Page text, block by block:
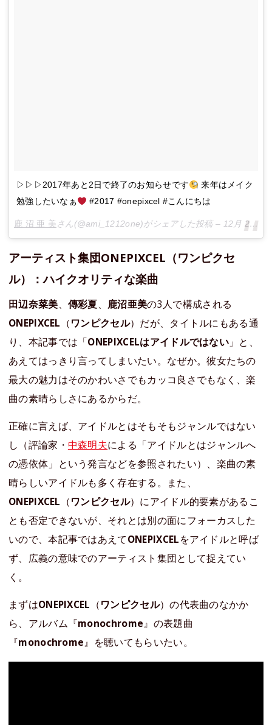
▷▷▷2017年あと2日で終了のお知らせです
来年はメイク
勉強したいなぁ
#2017 #onepixcel #こんにちは
鹿 沼 亜 美さん(@ami_1212one)がシェアした投稿 – 12月 28, 2017 at 7:18午後 PST
アーティスト集団ONEPIXCEL（ワンピクセ
ル）：ハイクオリティな楽曲
田辺奈菜美、 傳彩夏、 鹿沼亜美の3人で構成される
ONEPIXCEL （ワンピクセル）だが、タイトルにもある通
り、本記事では「ONEPIXCELはアイドルではない 」と、
あえてはっきり言ってしまいたい。なぜか。彼女たちの
最大の魅力はそのかわいさでもカッコ良さでもなく、楽
曲の素晴らしさにあるからだ。
正確に言えば、アイドルとはそもそもジャンルではない
し（評論家・ 中森明夫による「アイドルとはジャンルへ
の憑依体」という発言などを参照されたい）、楽曲の素
晴らしいアイドルも多く存在する。また、
ONEPIXCEL （ワンピクセル）にアイドル的要素があるこ
とも否定できないが、それとは別の面にフォーカスした
いので、本記事ではあえてONEPIXCELをアイドルと呼ば
ず、広義の意味でのアーティスト集団として捉えてい
く。
まずはONEPIXCEL （ワンピクセル）の代表曲のなかか
ら、アルバム『monochrome』の表題曲
『monochrome』を聴いてもらいたい。